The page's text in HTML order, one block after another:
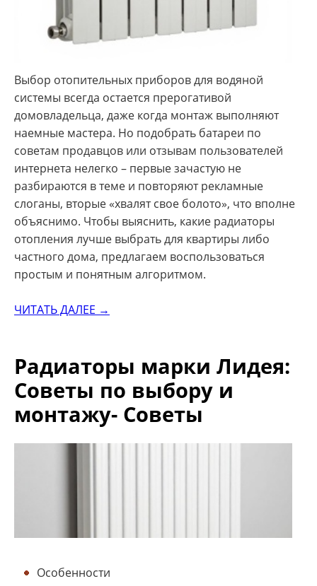
Выбор отопительных приборов для водяной
системы всегда остается прерогативой
домовладельца, даже когда монтаж выполняют
наемные мастера. Но подобрать батареи по
советам продавцов или отзывам пользователей
интернета нелегко – первые зачастую не
разбираются в теме и повторяют рекламные
слоганы, вторые «хвалят свое болото», что вполне
объяснимо. Чтобы выяснить, какие радиаторы
отопления лучше выбрать для квартиры либо
частного дома, предлагаем воспользоваться
простым и понятным алгоритмом.
ЧИТАТЬ ДАЛЕЕ →
Радиаторы марки Лидея:
Советы по выбору и
монтажу- Советы
Особенности